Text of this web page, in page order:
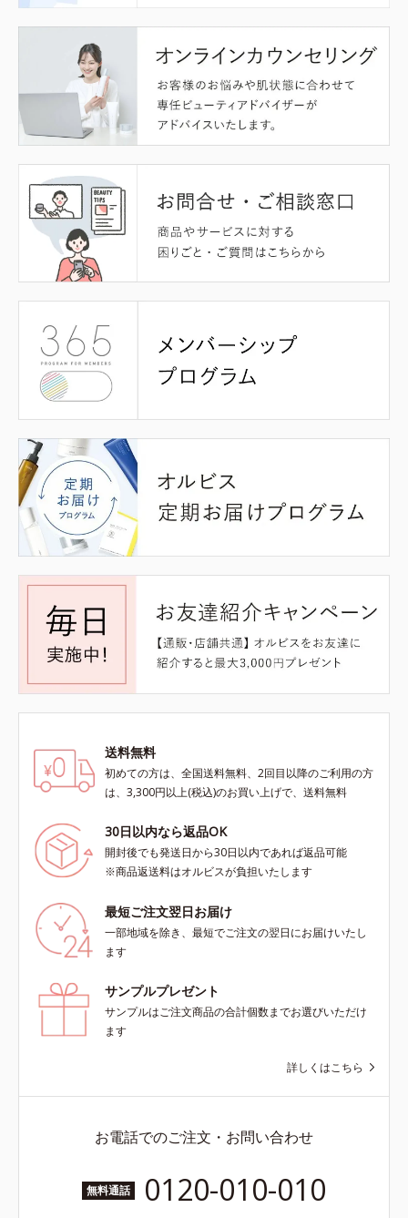
送料無料
初めての方は、全国送料無料、2回目以降のご利用の方
は、3,300円以上(税込)のお買い上げで、送料無料
30日以内なら返品OK
開封後でも発送日から30日以内であれば返品可能
※商品返送料はオルビスが負担いたします
最短ご注文翌日お届け
一部地域を除き、最短でご注文の翌日にお届けいたし
ます
サンプルプレゼント
サンプルはご注文商品の合計個数までお選びいただけ
ます
詳しくはこちら
お電話でのご注文・お問い合わせ
無料通話 0120-010-010